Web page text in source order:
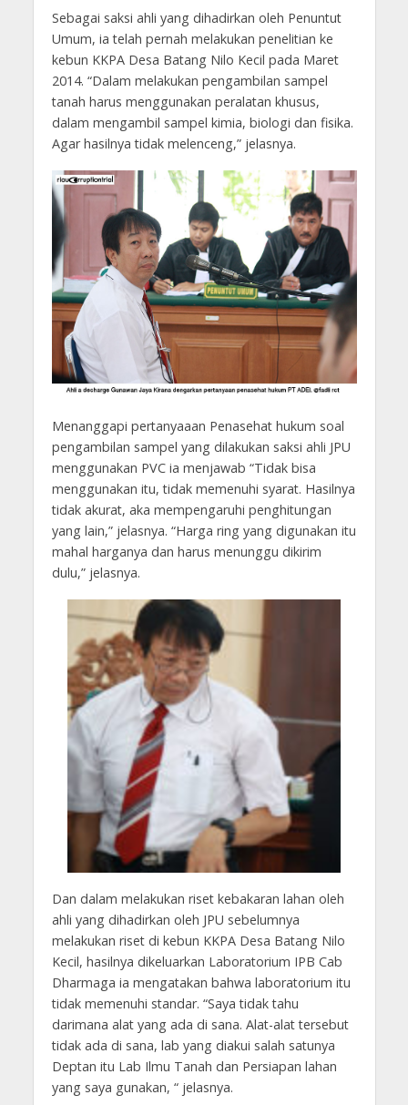
Sebagai saksi ahli yang dihadirkan oleh Penuntut
Umum, ia telah pernah melakukan penelitian ke
kebun KKPA Desa Batang Nilo Kecil pada Maret
2014. “Dalam melakukan pengambilan sampel
tanah harus menggunakan peralatan khusus,
dalam mengambil sampel kimia, biologi dan fisika.
Agar hasilnya tidak melenceng,” jelasnya.
Menanggapi pertanyaaan Penasehat hukum soal
pengambilan sampel yang dilakukan saksi ahli JPU
menggunakan PVC ia menjawab “Tidak bisa
menggunakan itu, tidak memenuhi syarat. Hasilnya
tidak akurat, aka mempengaruhi penghitungan
yang lain,” jelasnya. “Harga ring yang digunakan itu
mahal harganya dan harus menunggu dikirim
dulu,” jelasnya.
Dan dalam melakukan riset kebakaran lahan oleh
ahli yang dihadirkan oleh JPU sebelumnya
melakukan riset di kebun KKPA Desa Batang Nilo
Kecil, hasilnya dikeluarkan Laboratorium IPB Cab
Dharmaga ia mengatakan bahwa laboratorium itu
tidak memenuhi standar. “Saya tidak tahu
darimana alat yang ada di sana. Alat-alat tersebut
tidak ada di sana, lab yang diakui salah satunya
Deptan itu Lab Ilmu Tanah dan Persiapan lahan
yang saya gunakan, “ jelasnya.